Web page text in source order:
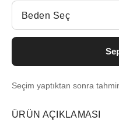
Beden Seç
Beden Seç
Seçim yaptıktan sonra
ÜRÜN AÇIKLAMASI